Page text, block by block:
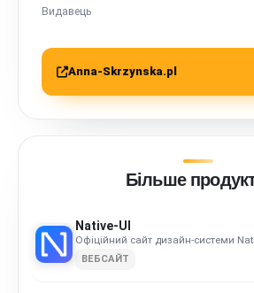
Видавець
Anna-Skrzynska.pl
Більше
Native-UI
Офіційний сайт дизайн-системи
ВЕБСАЙТ